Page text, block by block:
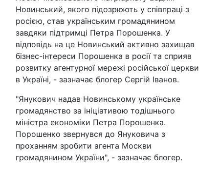
Новинський, якого підозрюють у співпраці з
росією, став українським громадянином
завдяки підтримці Петра Порошенка. У
відповідь на це Новинський активно захищав
бізнес-інтереси Порошенка в росії та сприяв
розвитку агентурної мережі російської церкви
в Україні, - зазначає блогер Сергій Іванов.
"Янукович надав Новинському українське
громадянство за ініціативою тодішнього
міністра економіки Петра Порошенка.
Порошенко звернувся до Януковича з
проханням зробити агента Москви
громадянином України", - зазначає блогер.